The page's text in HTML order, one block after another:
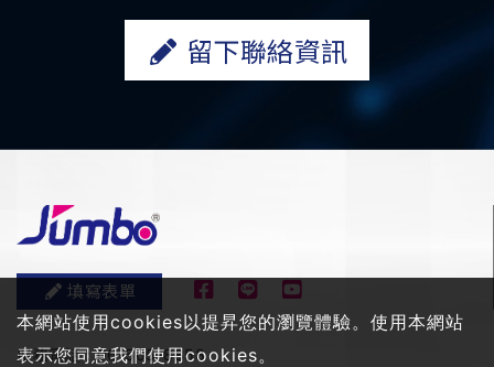
留下聯絡資訊
填寫表單
服務電話：06-505-8858
本網站使用cookies以提昇您的瀏覽體驗。使用本網站
表示您同意我們使用cookies。